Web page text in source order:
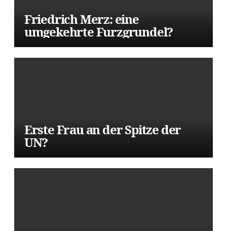
Friedrich Merz: eine
umgekehrte Furzgrundel?
Erste Frau an der Spitze der
UN?